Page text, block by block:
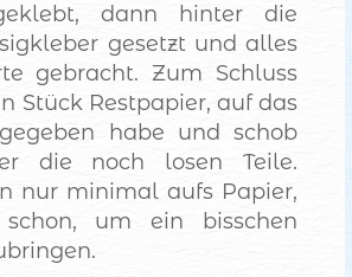
dann hinter die
gesetzt und alles
gebracht. Zum Schluss
Stück Restpapier, auf das
habe und schob
die noch losen Teile.
nur minimal aufs Papier,
um ein bisschen